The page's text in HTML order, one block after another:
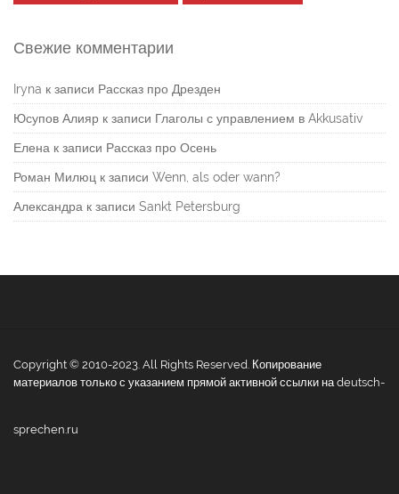
Свежие комментарии
Iryna к записи Рассказ про Дрезден
Юсупов Алияр к записи Глаголы с управлением в Akkusativ
Елена к записи Рассказ про Осень
Роман Милюц к записи Wenn, als oder wann?
Александра к записи Sankt Petersburg
Copyright © 2010-2023. All Rights Reserved. Копирование
материалов только с указанием прямой активной ссылки на deutsch-
sprechen.ru